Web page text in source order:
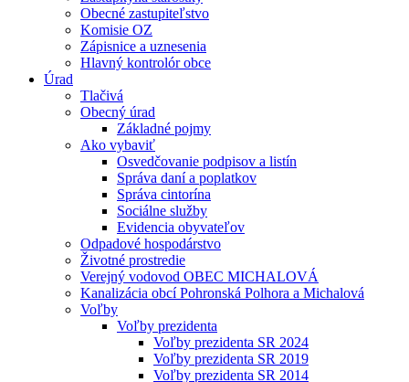
Obecné zastupiteľstvo
Komisie OZ
Zápisnice a uznesenia
Hlavný kontrolór obce
Úrad
Tlačivá
Obecný úrad
Základné pojmy
Ako vybaviť
Osvedčovanie podpisov a listín
Správa daní a poplatkov
Správa cintorína
Sociálne služby
Evidencia obyvateľov
Odpadové hospodárstvo
Životné prostredie
Verejný vodovod OBEC MICHALOVÁ
Kanalizácia obcí Pohronská Polhora a Michalová
Voľby
Voľby prezidenta
Voľby prezidenta SR 2024
Voľby prezidenta SR 2019
Voľby prezidenta SR 2014